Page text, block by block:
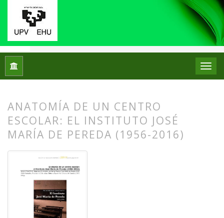
Inicio Reseñas bibliográficas
ANATOMÍA DE UN CENTRO
ESCOLAR: EL INSTITUTO JOSÉ
MARÍA DE PEREDA (1956-2016)